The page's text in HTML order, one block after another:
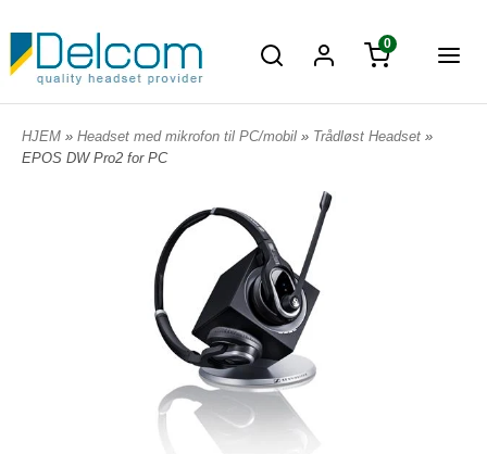
0
HJEM » Headset med mikrofon til PC/mobil » Trådløst Headset »
EPOS DW Pro2 for PC